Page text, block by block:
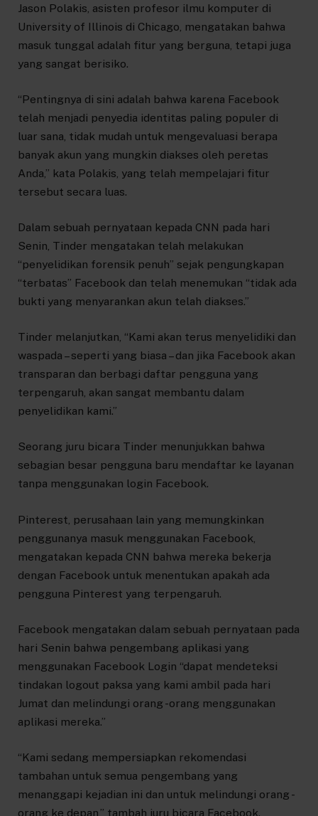
Jason Polakis, asisten profesor ilmu komputer di
University of Illinois di Chicago, mengatakan bahwa
masuk tunggal adalah fitur yang berguna, tetapi juga
yang sangat berisiko.
“Pentingnya di sini adalah bahwa karena Facebook
telah menjadi penyedia identitas paling populer di
luar sana, tidak mudah untuk mengevaluasi berapa
banyak akun yang mungkin diakses oleh peretas
Anda,” kata Polakis, yang telah mempelajari fitur
tersebut secara luas.
Dalam sebuah pernyataan kepada CNN pada hari
Senin, Tinder mengatakan telah melakukan
“penyelidikan forensik penuh” sejak pengungkapan
“terbatas” Facebook dan telah menemukan “tidak ada
bukti yang menyarankan akun telah diakses.”
Tinder melanjutkan, “Kami akan terus menyelidiki dan
waspada – seperti yang biasa – dan jika Facebook akan
transparan dan berbagi daftar pengguna yang
terpengaruh, akan sangat membantu dalam
penyelidikan kami.”
Seorang juru bicara Tinder menunjukkan bahwa
sebagian besar pengguna baru mendaftar ke layanan
tanpa menggunakan login Facebook.
Pinterest, perusahaan lain yang memungkinkan
penggunanya masuk menggunakan Facebook,
mengatakan kepada CNN bahwa mereka bekerja
dengan Facebook untuk menentukan apakah ada
pengguna Pinterest yang terpengaruh.
Facebook mengatakan dalam sebuah pernyataan pada
hari Senin bahwa pengembang aplikasi yang
menggunakan Facebook Login “dapat mendeteksi
tindakan logout paksa yang kami ambil pada hari
Jumat dan melindungi orang -orang menggunakan
aplikasi mereka.”
“Kami sedang mempersiapkan rekomendasi
tambahan untuk semua pengembang yang
menanggapi kejadian ini dan untuk melindungi orang -
orang ke depan,” tambah juru bicara Facebook.